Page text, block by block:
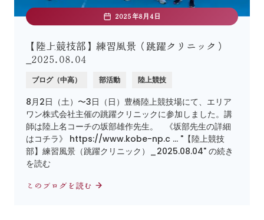
2025年8月4日
【陸上競技部】練習風景（跳躍クリニック）
_2025.08.04
ブログ（中高） 部活動 陸上競技
8月2日（土）〜3日（日）豊橋陸上競技場にて、エリア
ワン株式会社主催の跳躍クリニックに参加しました。講
師は陸上名コーチの坂部雄作先生。 《坂部先生の詳細
はコチラ》 https://www.kobe-np.c … "【陸上競技
部】練習風景（跳躍クリニック）_2025.08.04" の続き
を読む
このブログを読む